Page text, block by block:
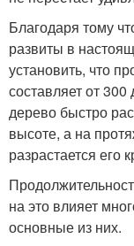
Благодаря тому
развиты в
установить, что
составляет от
дерево быстро
высоте, а на
разрастается его
на это влияет
основные из них.